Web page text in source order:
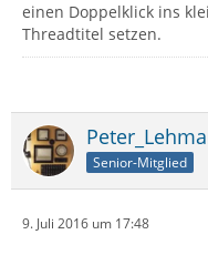
einen Doppelklick ins
Threadtitel setzen.
Senior-Mitglied
9. Juli 2016 um 17:48